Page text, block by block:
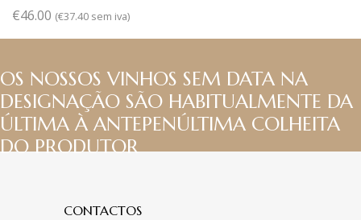
€46.00 (€37.40 sem iva)
OS NOSSOS VINHOS SEM DATA NA
DESIGNAÇÃO SÃO HABITUALMENTE DA
ÚLTIMA À ANTEPENÚLTIMA COLHEITA
DO PRODUTOR
CONTACTOS